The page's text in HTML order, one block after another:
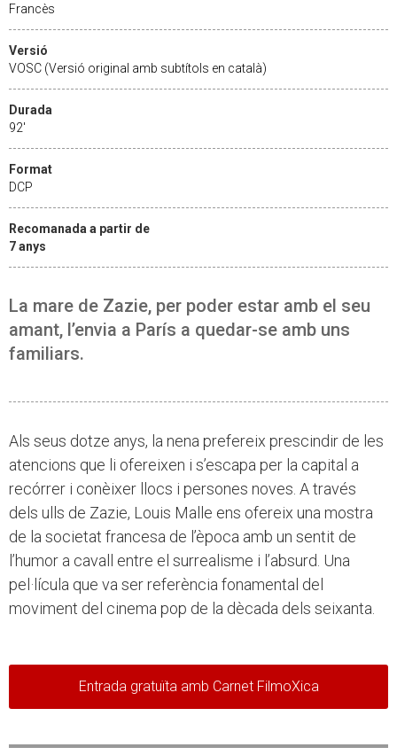
Francès
Versió
VOSC (Versió original amb subtítols en català)
Durada
92'
Format
DCP
Recomanada a partir de
7 anys
La mare de Zazie, per poder estar amb el seu
amant, l’envia a París a quedar-se amb uns
familiars.
Als seus dotze anys, la nena prefereix prescindir de les
atencions que li ofereixen i s’escapa per la capital a
recórrer i conèixer llocs i persones noves. A través
dels ulls de Zazie, Louis Malle ens ofereix una mostra
de la societat francesa de l’època amb un sentit de
l’humor a cavall entre el surrealisme i l’absurd. Una
pel·lícula que va ser referència fonamental del
moviment del cinema pop de la dècada dels seixanta.
Entrada gratuïta amb Carnet FilmoXica